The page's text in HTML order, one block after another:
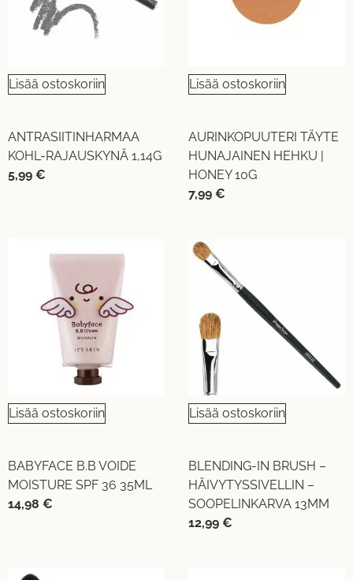
Lisää ostoskoriin
ANTRASIITINHARMAA
KOHL-RAJAUSKYNÄ 1,14G
5,99 €
Lisää ostoskoriin
AURINKOPUUTERI TÄYTE
HUNAJAINEN HEHKU |
HONEY 10G
7,99 €
Lisää ostoskoriin
BABYFACE B.B VOIDE
MOISTURE SPF 36 35ML
14,98 €
Lisää ostoskoriin
BLENDING-IN BRUSH –
HÄIVYTYSSIVELLIN –
SOOPELINKARVA 13MM
12,99 €